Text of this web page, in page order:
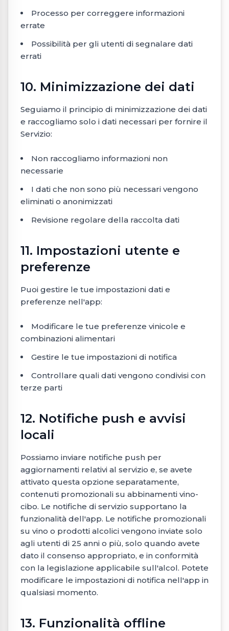
Processo per correggere informazioni
errate
Possibilità per gli utenti di segnalare dati
errati
10. Minimizzazione dei dati
Seguiamo il principio di minimizzazione dei dati
e raccogliamo solo i dati necessari per fornire il
Servizio:
Non raccogliamo informazioni non
necessarie
I dati che non sono più necessari vengono
eliminati o anonimizzati
Revisione regolare della raccolta dati
11. Impostazioni utente e
preferenze
Puoi gestire le tue impostazioni dati e
preferenze nell'app:
Modificare le tue preferenze vinicole e
combinazioni alimentari
Gestire le tue impostazioni di notifica
Controllare quali dati vengono condivisi con
terze parti
12. Notifiche push e avvisi
locali
Possiamo inviare notifiche push per
aggiornamenti relativi al servizio e, se avete
attivato questa opzione separatamente,
contenuti promozionali su abbinamenti vino-
cibo. Le notifiche di servizio supportano la
funzionalità dell'app. Le notifiche promozionali
su vino o prodotti alcolici vengono inviate solo
agli utenti di 25 anni o più, solo quando avete
dato il consenso appropriato, e in conformità
con la legislazione applicabile sull'alcol. Potete
modificare le impostazioni di notifica nell'app in
qualsiasi momento.
13. Funzionalità offline